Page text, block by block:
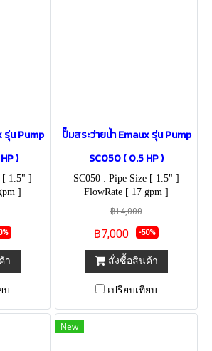
รุ่น Pump
)
[ 1.5" ]
]
า
บ
ปั๊มสระว่ายน้ำ Emaux รุ่น Pump
SC050 ( 0.5 HP )
SC050 : Pipe Size [ 1.5" ]
FlowRate [ 17 gpm ]
฿14,000
฿7,000 -50%
สั่งซื้อสินค้า
เปรียบเทียบ
New